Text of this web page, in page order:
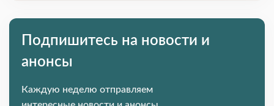
Подпишитесь на новости и
анонсы
Каждую неделю отправляем